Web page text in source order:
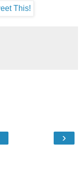
›